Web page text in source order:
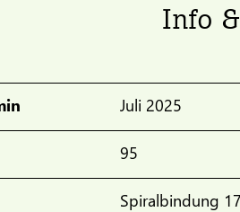
Info
Juli 2025
95
Spiralbindung